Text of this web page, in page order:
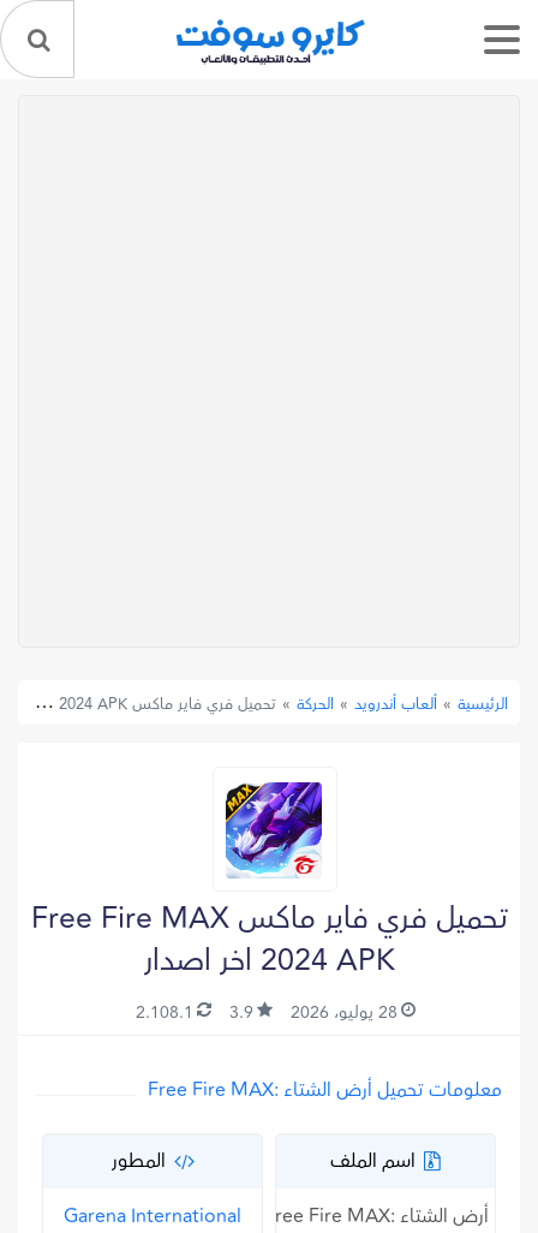
الرئيسية » ألعاب أندرويد » الحركة » تحميل فري فاير ماكس Free Fire MAX 2024 APK اخر اصدار
تحميل فري فاير ماكس Free Fire MAX
2024 APK اخر اصدار
28 يوليو، 2026 3.9
2.108.1
معلومات تحميل أرض الشتاء :Free Fire MAX
اسم الملف
أرض الشتاء :Free Fire MAX
المطور
Garena International